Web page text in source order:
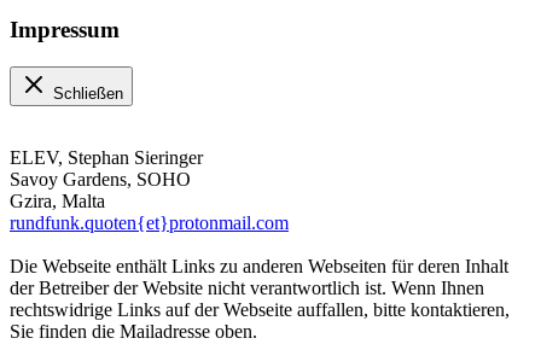
Impressum
Schließen
ELEV, Stephan Sieringer
Savoy Gardens, SOHO
Gzira, Malta
rundfunk.quoten{et}protonmail.com
Die Webseite enthält Links zu anderen Webseiten für deren Inhalt
der Betreiber der Website nicht verantwortlich ist. Wenn Ihnen
rechtswidrige Links auf der Webseite auffallen, bitte kontaktieren,
Sie finden die Mailadresse oben.